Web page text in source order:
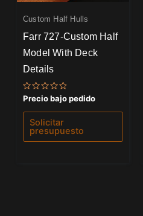
Custom Half Hulls
Farr 727-Custom Half
Model With Deck
Details
Valorado
con
0
de
Precio bajo pedido
Solicitar
presupuesto